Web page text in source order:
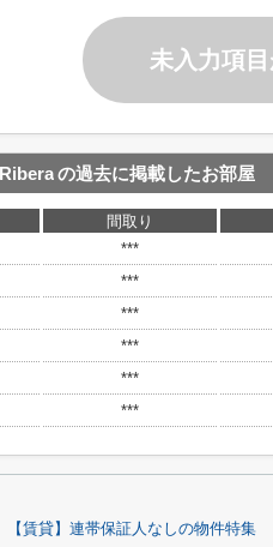
未入力項
の過去に掲載したお部屋
間取り
***
***
***
***
***
***
【賃貸】連帯保証人なしの物件特集